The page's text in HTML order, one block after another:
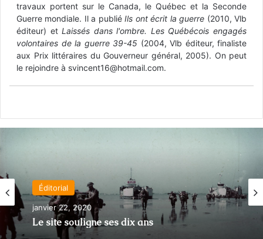
travaux portent sur le Canada, le Québec et la Seconde
Guerre mondiale. Il a publiéIls ont écrit la guerre (2010, Vlb
éditeur) etLaissés dans l'ombre. Les Québécois engagés
volontaires de la guerre 39-45 (2004, Vlb éditeur, finaliste
aux Prix littéraires du Gouverneur général, 2005). On peut
le rejoindre à svincent16@hotmail.com.
Éditorial
janvier 22, 2020
Le site souligne ses dix ans
Éditorial
décembre 16, 2013